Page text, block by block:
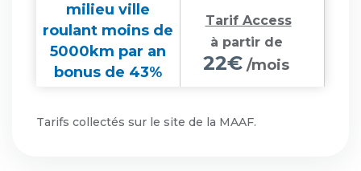
milieu ville
roulant moins de
5000km par an
bonus de 43%
Tarif Access
à partir de
22€ /mois
Tarifs collectés sur le site de la MAAF.